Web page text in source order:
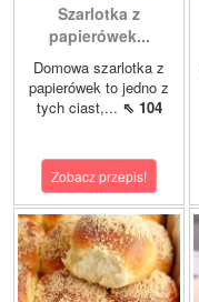
Szarlotka z
papierówek...
Domowa szarlotka z
papierówek to jedno z
tych ciast,... ⇖ 104
Zobacz przepis!